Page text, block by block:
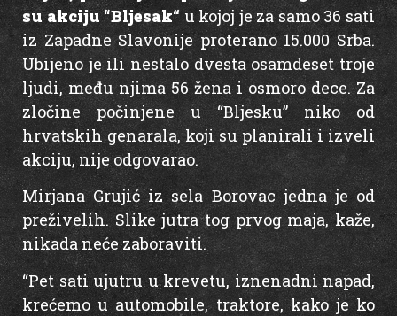
su akciju “Bljesak“ u kojoj je za samo 36 sati
iz Zapadne Slavonije proterano 15.000 Srba.
Ubijeno je ili nestalo dvesta osamdeset troje
ljudi, među njima 56 žena i osmoro dece. Za
zločine počinjene u “Bljesku” niko od
hrvatskih genarala, koji su planirali i izveli
akciju, nije odgovarao.
Mirjana Grujić iz sela Borovac jedna je od
preživelih. Slike jutra tog prvog maja, kaže,
nikada neće zaboraviti.
“Pet sati ujutru u krevetu, iznenadni napad,
krećemo u automobile, traktore, kako je ko